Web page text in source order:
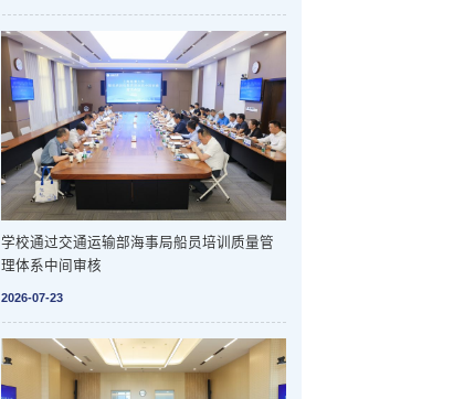
学校通过交通运输部海事局船员培训质量管
理体系中间审核
2026-07-23